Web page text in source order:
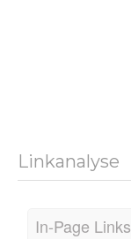
Linkanalyse
In-Page Links